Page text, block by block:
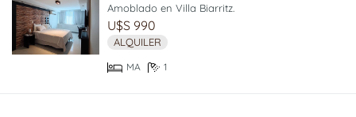
Amoblado en Villa Biarritz.
U$S 990
ALQUILER
MA 1